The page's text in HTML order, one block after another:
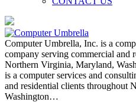
Computer Umbrella, Inc. is a
company serving commercial and
Northern Virginia, Maryland,
is a computer services and
and residential clients throughout
Washington…